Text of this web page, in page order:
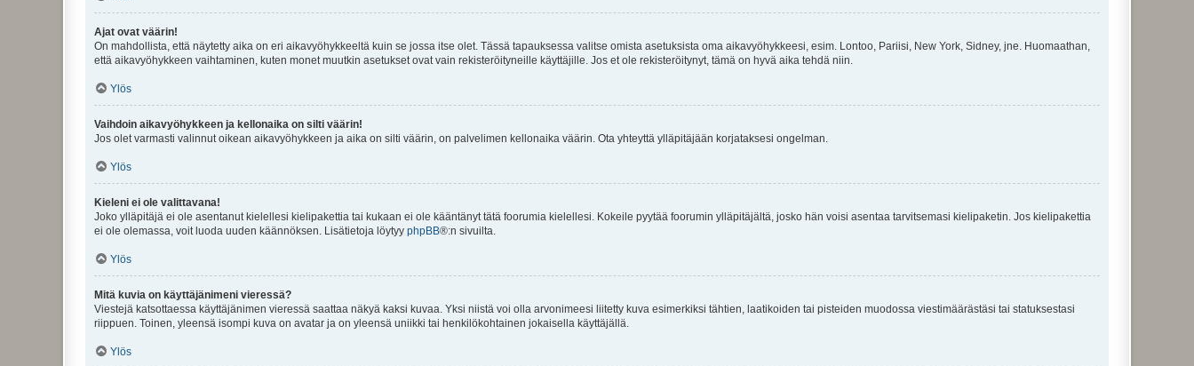
Ajat ovat väärin!
On mahdollista, että näytetty aika on eri aikavyöhykkeeltä kuin se jossa itse olet. Tässä tapauksessa valitse omista asetuksista oma aikavyöhykkeesi, esim. Lontoo, Pariisi, New York, Sidney, jne. Huomaathan,
että aikavyöhykkeen vaihtaminen, kuten monet muutkin asetukset ovat vain rekisteröityneille käyttäjille. Jos et ole rekisteröitynyt, tämä on hyvä aika tehdä niin.
Ylös
Vaihdoin aikavyöhykkeen ja kellonaika on silti väärin!
Jos olet varmasti valinnut oikean aikavyöhykkeen ja aika on silti väärin, on palvelimen kellonaika väärin. Ota yhteyttä ylläpitäjään korjataksesi ongelman.
Ylös
Kieleni ei ole valittavana!
Joko ylläpitäjä ei ole asentanut kielellesi kielipakettia tai kukaan ei ole kääntänyt tätä foorumia kielellesi. Kokeile pyytää foorumin ylläpitäjältä, josko hän voisi asentaa tarvitsemasi kielipaketin. Jos kielipakettia
ei ole olemassa, voit luoda uuden käännöksen. Lisätietoja löytyy phpBB®:n sivuilta.
Ylös
Mitä kuvia on käyttäjänimeni vieressä?
Viestejä katsottaessa käyttäjänimen vieressä saattaa näkyä kaksi kuvaa. Yksi niistä voi olla arvonimeesi liitetty kuva esimerkiksi tähtien, laatikoiden tai pisteiden muodossa viestimäärästäsi tai statuksestasi
riippuen. Toinen, yleensä isompi kuva on avatar ja on yleensä uniikki tai henkilökohtainen jokaisella käyttäjällä.
Ylös